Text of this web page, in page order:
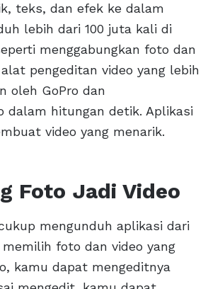
teks, dan efek ke dalam
lebih dari 100 juta kali di
menggabungkan foto dan
pengeditan video yang lebih
oleh GoPro dan
dalam hitungan detik. Aplikasi
video yang menarik.
Foto Jadi Video
mengunduh aplikasi dari
foto dan video yang
kamu dapat mengeditnya